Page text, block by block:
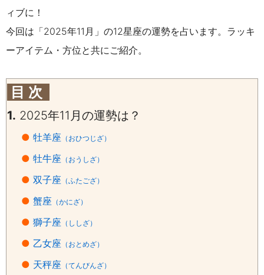
ィブに！
今回は「2025年11月」の12星座の運勢を占います。 ラッキ
ーアイテム・方位と共にご紹介。
目 次
1. 2025年11月の運勢は？
● 牡羊座 （おひつじざ）
● 牡牛座 （おうしざ）
● 双子座 （ふたござ）
● 蟹座 （かにざ）
● 獅子座 （ししざ）
● 乙女座 （おとめざ）
● 天秤座 （てんびんざ）